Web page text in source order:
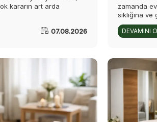
kararın art arda
07.08.2026
zamanda
sıklığına
DEVAMINI